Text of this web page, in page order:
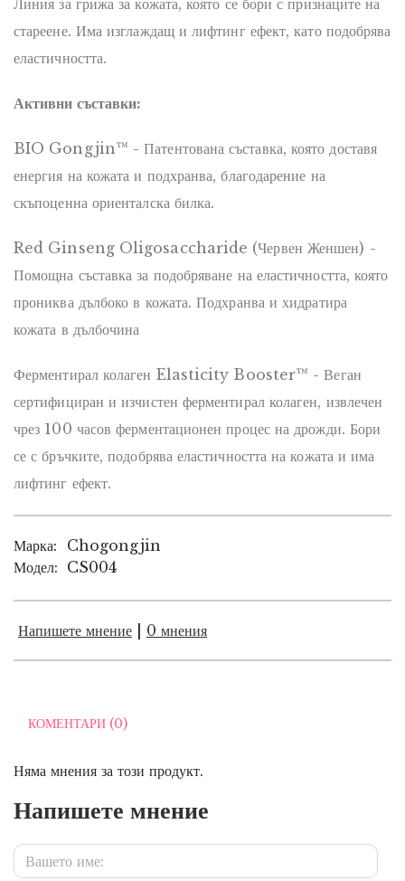
Линия за грижа за кожата, която се бори с признаците на
стареене. Има изглаждащ и лифтинг ефект, като подобрява
еластичността.
Активни съставки:
BIO Gongjin™ - Патентована съставка, която доставя
енергия на кожата и подхранва, благодарение на
скъпоценна ориенталска билка.
Red Ginseng Oligosaccharide (Червен Женшен) -
Помощна съставка за подобряване на еластичността, която
прониква дълбоко в кожата. Подхранва и хидратира
кожата в дълбочина
Ферментирал колаген Elasticity Booster™ - Веган
сертифициран и изчистен ферментирал колаген, извлечен
чрез 100 часов ферментационен процес на дрожди. Бори
се с бръчките, подобрява еластичността на кожата и има
лифтинг ефект.
Марка:
Chogongjin
Модел: CS004
Напишете мнение 0 мнения
КОМЕНТАРИ (0)
Няма мнения за този продукт.
Напишете мнение